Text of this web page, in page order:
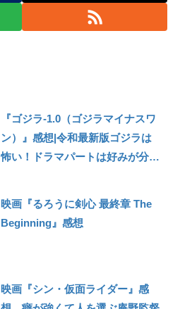
『ゴジラ-1.0（ゴジラマイナスワ
ン）』感想|令和最新版ゴジラは
怖い！ドラマパートは好みが分か
ビデオで配信中】
映画『るろうに剣心 最終章 The
Beginning』感想
映画『シン・仮面ライダー』感